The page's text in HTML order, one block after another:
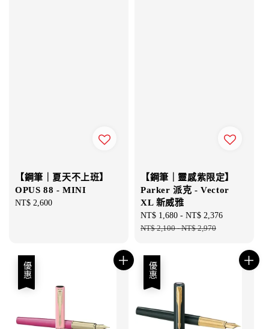
【鋼筆｜夏天不上班】
OPUS 88 - MINI
Regular
NT$ 2,600
【鋼筆｜靈感紫限定】
Parker 派克 - Vector
XL 新威雅
Sale
price
NT$ 1,680 - NT$ 2,376
NT$ 2,100-NT$ 2,970
優惠 優惠